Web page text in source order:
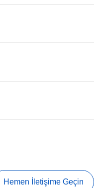
Hemen İletişime Geçin